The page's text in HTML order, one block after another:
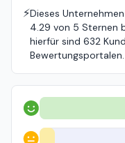
⚡️Dieses
4.29 von 5 Sternen
hierfür sind 632
Bewertungsportalen.
Positiv